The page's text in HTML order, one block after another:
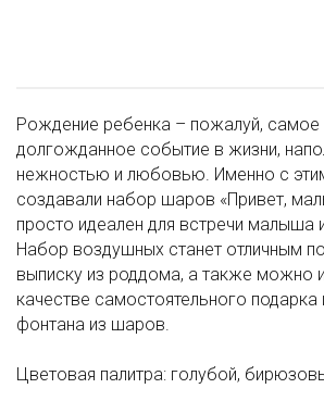
Рождение ребенка – пожалуй, самое
долгожданное событие в жизни,
нежностью и любовью. Именно с
создавали набор шаров «Привет,
просто идеален для встречи малыша
Набор воздушных станет отличным
выписку из роддома, а также можно
качестве самостоятельного подарка
фонтана из шаров.
Цветовая палитра: голубой,